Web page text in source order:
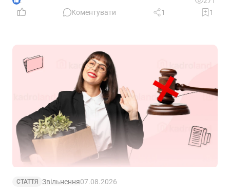
свій статус
Коментувати
1 1
СТАТТЯ Звільнення07.08.2026